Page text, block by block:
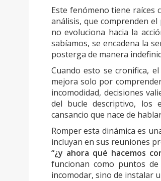
Este fenómeno tiene raíces
análisis, que comprenden
no evoluciona hacia la
sabíamos, se encadena la
posterga de manera
Cuando esto se cronifica,
mejora solo por
incomodidad, decisiones
del bucle descriptivo, los
cansancio que nace de
Romper esta dinámica es
incluyan en sus reuniones
“¿y ahora qué hacemos
funcionan como puntos
incomodar, sino de instalar